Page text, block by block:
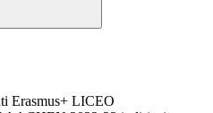
Erasmus+ LICEO